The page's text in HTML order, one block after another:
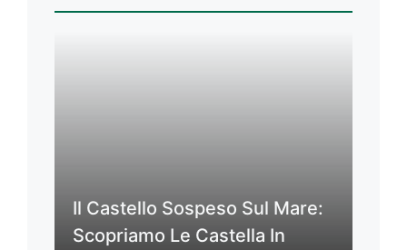
Il Castello Sospeso Sul Mare:
Scopriamo Le Castella In